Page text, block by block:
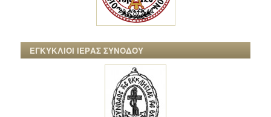
ΕΓΚΥΚΛΙΟΙ ΙΕΡΑΣ ΣΥΝΟΔΟΥ